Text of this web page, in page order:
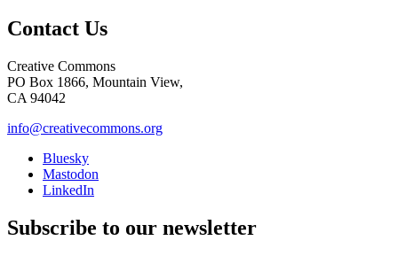
Contact Us
Creative Commons
PO Box 1866, Mountain View,
CA 94042
info@creativecommons.org
Bluesky
Mastodon
LinkedIn
Subscribe to our newsletter